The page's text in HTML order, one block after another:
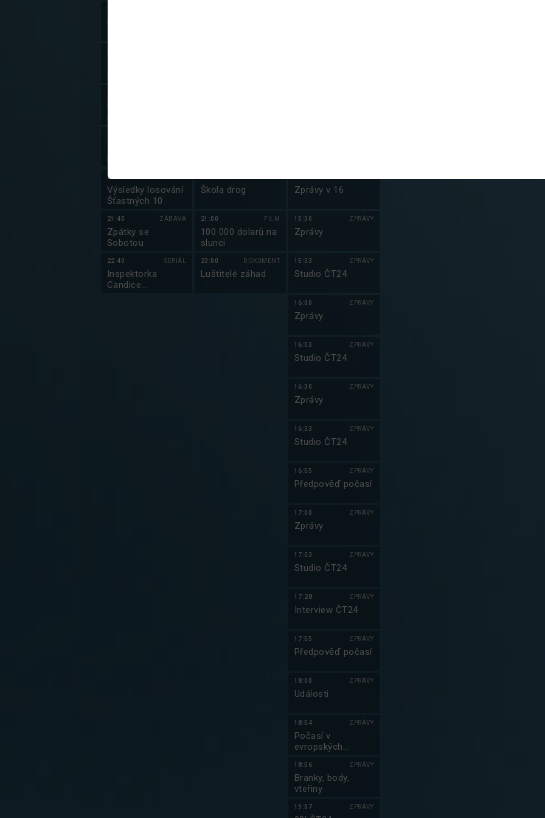
19:05
19:10
21:44
Výsledky losování
Šťastných 10
21:45 ZÁBAVA
Zpátky se
Sobotou
22:40 SERIÁL
Inspektorka
Candice
Škola drog
21:00 FILM
100 000 dolarů na
slunci
23:00 DOKUMENT
Luštitelé záhad
Zprávy v 16
15:30 ZPRÁVY
Zprávy
15:33 ZPRÁVY
Studio ČT24
16:00 ZPRÁVY
Zprávy
16:03 ZPRÁVY
Studio ČT24
16:30 ZPRÁVY
Zprávy
16:33 ZPRÁVY
Studio ČT24
16:55 ZPRÁVY
Předpověď počasí
17:00 ZPRÁVY
Zprávy
17:03 ZPRÁVY
Studio ČT24
17:28 ZPRÁVY
Interview ČT24
17:55 ZPRÁVY
Předpověď počasí
18:00 ZPRÁVY
Události
18:54 ZPRÁVY
Počasí v
evropských
18:56 ZPRÁVY
Branky, body,
vteřiny
19:07 ZPRÁVY